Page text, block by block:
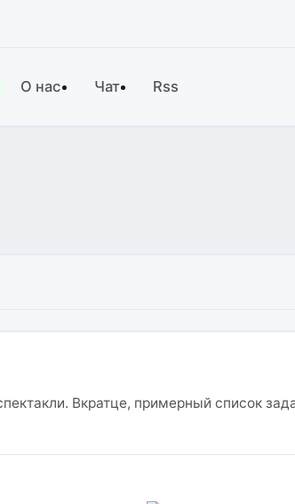
О нас Чат Rss
Вкратце, примерный список